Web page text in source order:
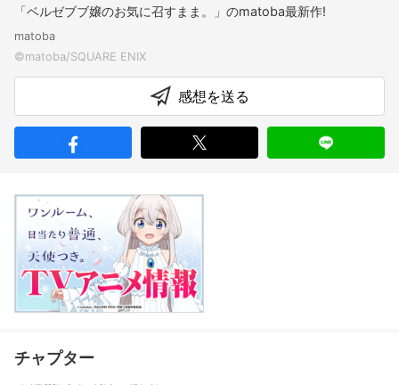
「ベルゼブブ嬢のお気に召すまま。」のmatoba最新作!
matoba
感想を送る
チャプター